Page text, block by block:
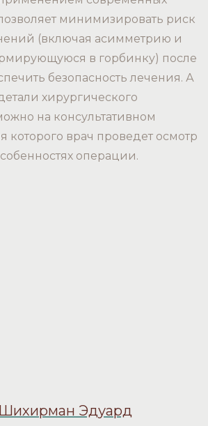
минимизировать риск
(включая асимметрию и
в горбинку) после
безопасность лечения. А
хирургического
на консультативном
которого врач проведет осмотр
операции.
Шихирман Эдуард